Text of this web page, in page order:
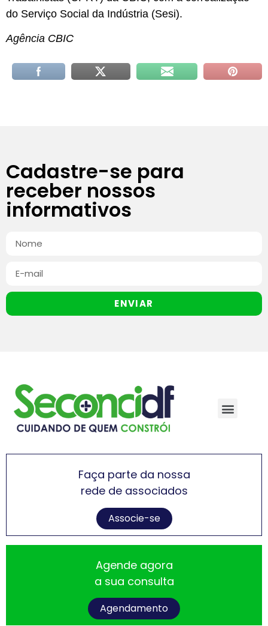
do Serviço Social da Indústria (Sesi).
Agência CBIC
Cadastre-se para
receber nossos
informativos
ENVIAR
Faça parte da nossa
rede de associados
Associe-se
Agende agora
a sua consulta
Agendamento